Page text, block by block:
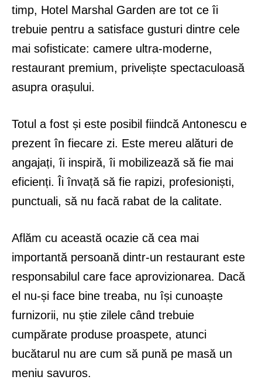
timp, Hotel Marshal Garden are tot ce îi
trebuie pentru a satisface gusturi dintre cele
mai sofisticate: camere ultra-moderne,
restaurant premium, priveliște spectaculoasă
asupra orașului.
Totul a fost și este posibil fiindcă Antonescu e
prezent în fiecare zi. Este mereu alături de
angajați, îi inspiră, îi mobilizează să fie mai
eficienți. Îi învață să fie rapizi, profesioniști,
punctuali, să nu facă rabat de la calitate.
Aflăm cu această ocazie că cea mai
importantă persoană dintr-un restaurant este
responsabilul care face aprovizionarea. Dacă
el nu-și face bine treaba, nu își cunoaște
furnizorii, nu știe zilele când trebuie
cumpărate produse proaspete, atunci
bucătarul nu are cum să pună pe masă un
meniu savuros.